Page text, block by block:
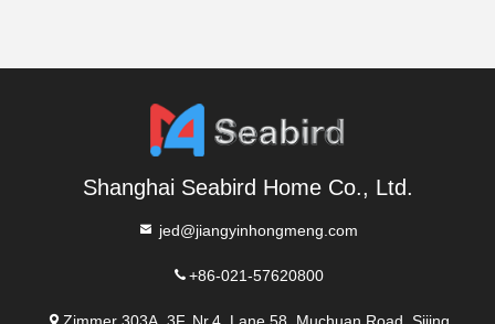
Shanghai Seabird Home Co., Ltd.
jed@jiangyinhongmeng.com
+86-021-57620800